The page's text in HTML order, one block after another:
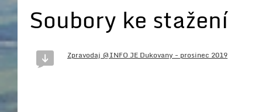
Soubory ke stažení
Zpravodaj @INFO JE Dukovany - prosinec 2019